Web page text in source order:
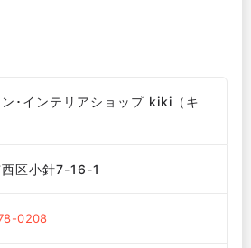
･インテリアショップ kiki（キ
区小針7-16-1
0208